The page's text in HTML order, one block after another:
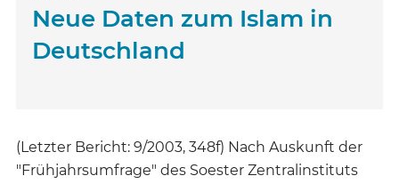
Neue Daten zum Islam in
Deutschland
(Letzter Bericht: 9/2003, 348f) Nach Auskunft der
"Frühjahrsumfrage" des Soester Zentralinstituts